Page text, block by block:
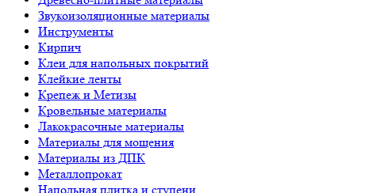
Звукоизоляционные материалы
Инструменты
Кирпич
Клеи для напольных покрытий
Клейкие ленты
Крепеж и Метизы
Кровельные материалы
Лакокрасочные материалы
Материалы для мощения
Материалы из ДПК
Металлопрокат
Напольная плитка и ступени